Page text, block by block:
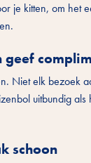
je kitten, om het
geef
Niet elk bezoek
uitbundig
schoon